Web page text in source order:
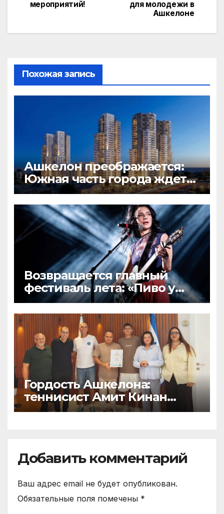
записям
для молодежи в
Ашкелоне
мероприятий!
Похожая запись
Ашкелон преображается:
Южная часть города ждет
грандиозное обновление!
Возвращается главный
фестиваль лета: «Пиво у
озера 3» — два дня музыки,
пива и гастрономических
удовольствий в Экопарке
Ашкелона
Гордость Ашкелона:
теннисист Амит Кинан
получил почётную грамоту
Добавить комментарий
Ваш адрес email не будет опубликован.
Обязательные поля помечены *